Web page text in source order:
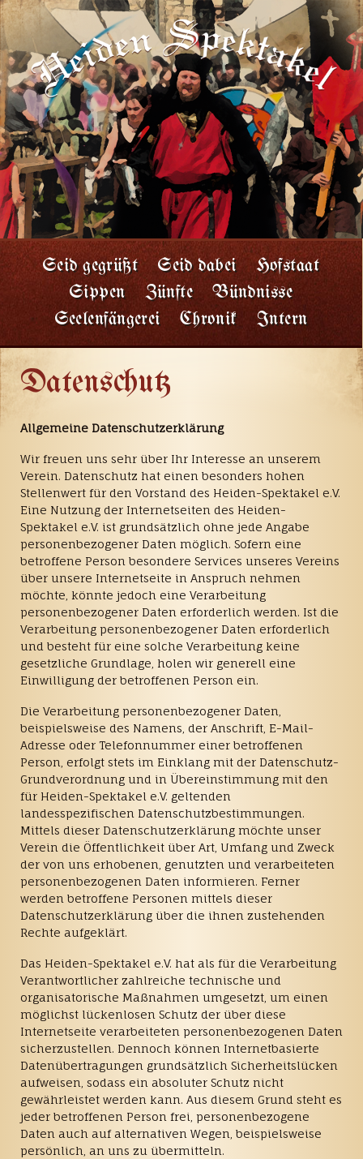
Seid gegrüßt Seid dabei
Hofstaat
Sippen
Zünfte
Bündnisse
Seelenfängerei
Chronik Intern
Datenschutz
Allgemeine Datenschutzerklärung
Wir freuen uns sehr über Ihr Interesse an unserem
Verein. Datenschutz hat einen besonders hohen
Stellenwert für den Vorstand des Heiden-Spektakel e.V.
Eine Nutzung der Internetseiten des Heiden-
Spektakel e.V. ist grundsätzlich ohne jede Angabe
personenbezogener Daten möglich. Sofern eine
betroffene Person besondere Services unseres Vereins
über unsere Internetseite in Anspruch nehmen
möchte, könnte jedoch eine Verarbeitung
personenbezogener Daten erforderlich werden. Ist die
Verarbeitung personenbezogener Daten erforderlich
und besteht für eine solche Verarbeitung keine
gesetzliche Grundlage, holen wir generell eine
Einwilligung der betroffenen Person ein.
Die Verarbeitung personenbezogener Daten,
beispielsweise des Namens, der Anschrift, E-Mail-
Adresse oder Telefonnummer einer betroffenen
Person, erfolgt stets im Einklang mit der Datenschutz-
Grundverordnung und in Übereinstimmung mit den
für Heiden-Spektakel e.V. geltenden
landesspezifischen Datenschutzbestimmungen.
Mittels dieser Datenschutzerklärung möchte unser
Verein die Öffentlichkeit über Art, Umfang und Zweck
der von uns erhobenen, genutzten und verarbeiteten
personenbezogenen Daten informieren. Ferner
werden betroffene Personen mittels dieser
Datenschutzerklärung über die ihnen zustehenden
Rechte aufgeklärt.
Das Heiden-Spektakel e.V. hat als für die Verarbeitung
Verantwortlicher zahlreiche technische und
organisatorische Maßnahmen umgesetzt, um einen
möglichst lückenlosen Schutz der über diese
Internetseite verarbeiteten personenbezogenen Daten
sicherzustellen. Dennoch können Internetbasierte
Datenübertragungen grundsätzlich Sicherheitslücken
aufweisen, sodass ein absoluter Schutz nicht
gewährleistet werden kann. Aus diesem Grund steht es
jeder betroffenen Person frei, personenbezogene
Daten auch auf alternativen Wegen, beispielsweise
persönlich, an uns zu übermitteln.